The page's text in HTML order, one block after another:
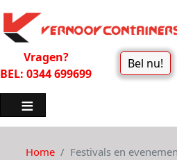
Vragen?
BEL: 0344 699699
Bel nu!
Home Festivals en